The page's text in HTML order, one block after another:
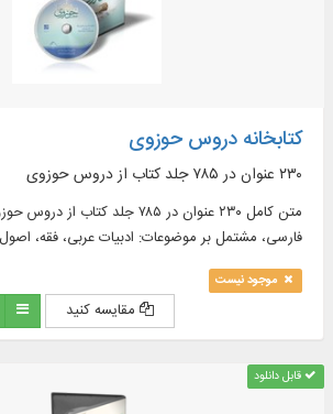
کتابخانه دروس حوزوی
۲۳۰ عنوان در ۷۸۵ جلد كتاب از دروس حوزوی
متن کامل ۲۳۰ عنوان در ۷۸۵ جلد
فارسی، مشتمل بر موضوعات: ادبیات عربی، فقه،
...
موجود نیست
مقایسه کنید
قابل دانلود